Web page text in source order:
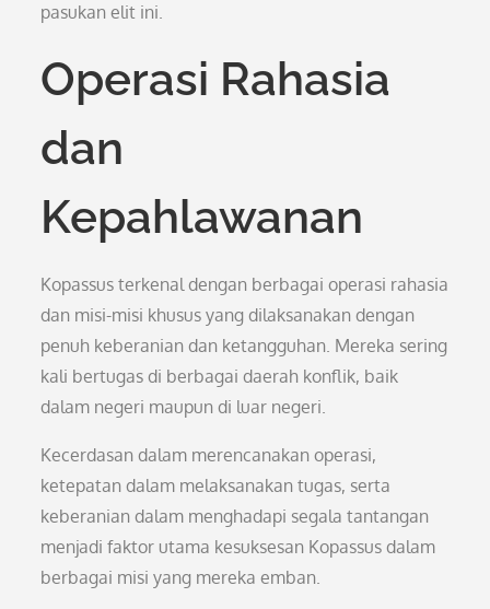
pasukan elit ini.
Operasi Rahasia
dan
Kepahlawanan
Kopassus terkenal dengan berbagai operasi rahasia
dan misi-misi khusus yang dilaksanakan dengan
penuh keberanian dan ketangguhan. Mereka sering
kali bertugas di berbagai daerah konflik, baik
dalam negeri maupun di luar negeri.
Kecerdasan dalam merencanakan operasi,
ketepatan dalam melaksanakan tugas, serta
keberanian dalam menghadapi segala tantangan
menjadi faktor utama kesuksesan Kopassus dalam
berbagai misi yang mereka emban.